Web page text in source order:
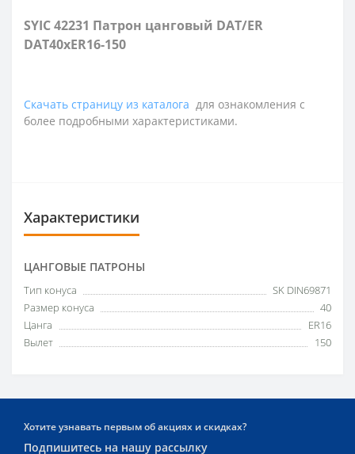
SYIC 42231 Патрон цанговый DAT/ER
DAT40xER16-150
Скачать страницу из каталога для ознакомления с
более подробными характеристиками.
Характеристики
ЦАНГОВЫЕ ПАТРОНЫ
Тип конуса
SK DIN69871
Размер конуса
40
Цанга
ER16
Вылет
150
Хотите узнавать первым об акциях и скидках?
Подпишитесь на нашу рассылку